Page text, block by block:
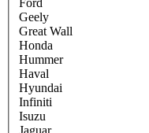
Ford
Geely
Great Wall
Honda
Hummer
Haval
Hyundai
Infiniti
Isuzu
Jaguar